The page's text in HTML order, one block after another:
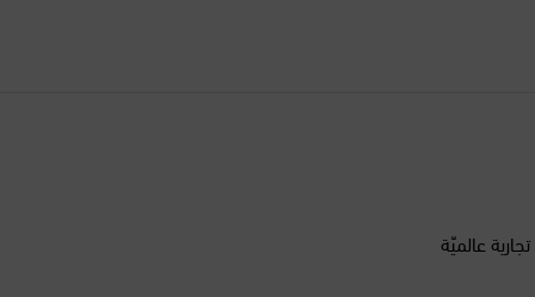
من 200 علامة تجارية عالميّةالبوسنة والهرسك